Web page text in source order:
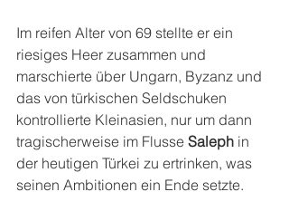
Im reifen Alter von 69 stellte er ein
riesiges Heer zusammen und
marschierte über Ungarn, Byzanz und
das von türkischen Seldschuken
kontrollierte Kleinasien, nur um dann
tragischerweise im Flusse Saleph in
der heutigen Türkei zu ertrinken, was
seinen Ambitionen ein Ende setzte.